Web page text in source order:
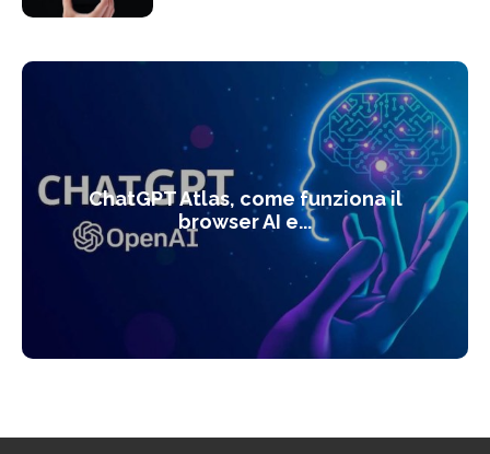
ChatGPT Atlas, come funziona il
browser AI e...